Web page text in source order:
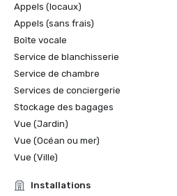
Appels (locaux)
Appels (sans frais)
Boîte vocale
Service de blanchisserie
Service de chambre
Services de conciergerie
Stockage des bagages
Vue (Jardin)
Vue (Océan ou mer)
Vue (Ville)
Installations